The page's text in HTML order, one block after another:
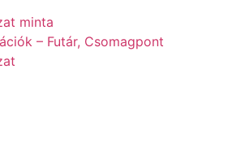
minta
– Futár, Csomagpont